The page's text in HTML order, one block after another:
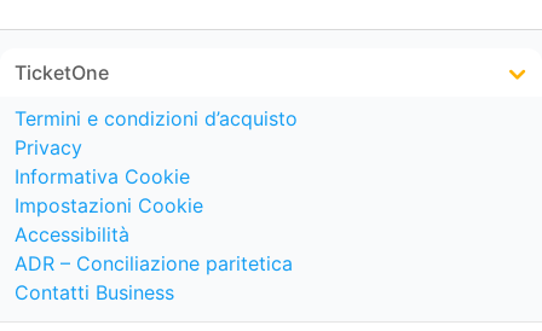
TicketOne
Termini e condizioni d’acquisto
Privacy
Informativa Cookie
Impostazioni Cookie
Accessibilità
ADR – Conciliazione paritetica
Contatti Business